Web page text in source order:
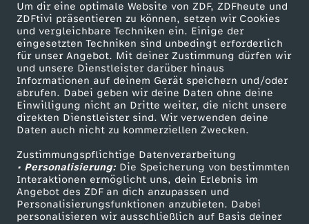
Um dir eine optimale Website von ZDF, ZDFheute und
ZDFtivi präsentieren zu können, setzen wir Cookies
und vergleichbare Techniken ein. Einige der
eingesetzten Techniken sind unbedingt erforderlich
für unser Angebot. Mit deiner Zustimmung dürfen wir
und unsere Dienstleister darüber hinaus
Informationen auf deinem Gerät speichern und/oder
abrufen. Dabei geben wir deine Daten ohne deine
Einwilligung nicht an Dritte weiter, die nicht unsere
direkten Dienstleister sind. Wir verwenden deine
Daten auch nicht zu kommerziellen Zwecken.
Zustimmungspflichtige Datenverarbeitung
• Personalisierung:Die Speicherung von bestimmten
Interaktionen ermöglicht uns, dein Erlebnis im
Angebot des ZDF an dich anzupassen und
Personalisierungsfunktionen anzubieten. Dabei
personalisieren wir ausschließlich auf Basis deiner
h
-
T
r
u
m
p
Mehr ZDF
ZDF-Apps
Smart TV
ZDFtext
Livestreams
Sendungen A-Z
TV-Programm
Service
ZDFmitreden
Kontakt zum ZDF
Tickets
Zuschauerservice
Hilfe